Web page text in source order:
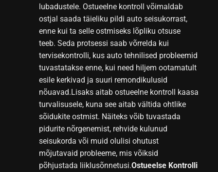
lubadustele. Ostueelne kontroll võimaldab
ostjal saada täieliku pildi auto seisukorrast,
enne kui ta selle ostmiseks lõpliku otsuse
teeb. Seda protsessi saab võrrelda kui
tervisekontrolli, kus auto tehnilised probleemid
tuvastatakse enne, kui need hiljem ootamatult
esile kerkivad ja suuri remondikulusid
nõuavad.Lisaks aitab ostueelne kontroll kaasa
turvalisusele, kuna see aitab vältida ohtlike
sõidukite ostmist. Näiteks võib tuvastada
pidurite nõrgenemist, rehvide kulunud
seisukorda või muid olulisi ohutust
mõjutavaid probleeme, mis võiksid
põhjustada liiklusõnnetusi.Ostueelse Kontrolli